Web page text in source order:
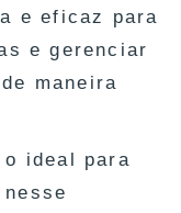
e eficaz para
e gerenciar
maneira
o ideal para